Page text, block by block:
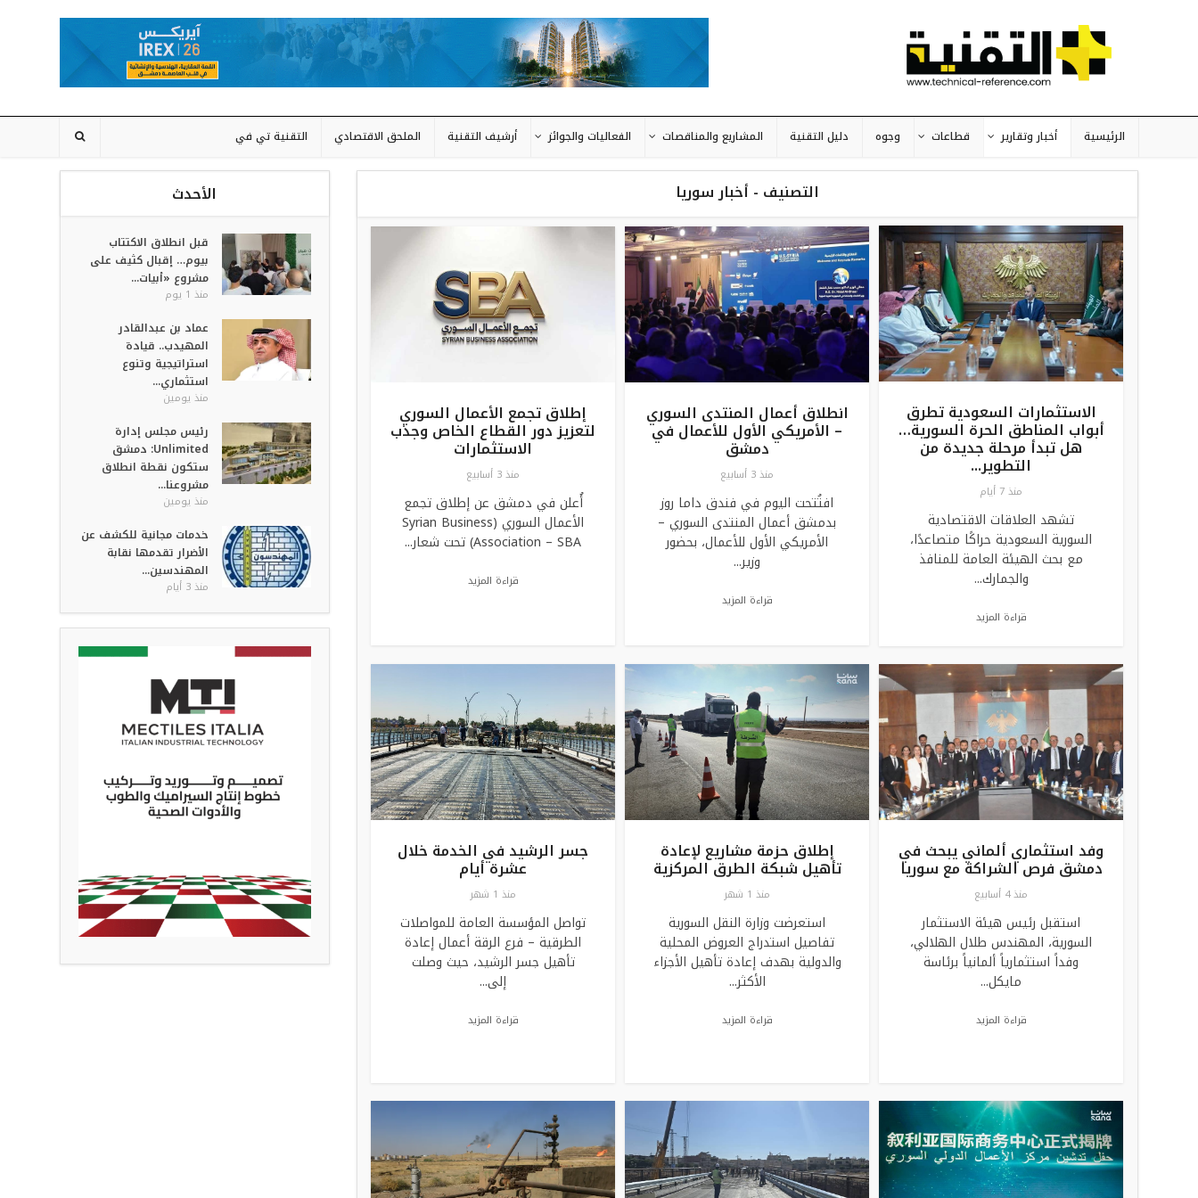
الرئيسية أخبار وتقارير قطاعات وجوه دليل التقنية المشاريع والمناقصات الفعاليات والجوائز أرشيف التقنية الملحق الاقتصادي التقنية تي في
الأحدث
قبل انطلاق الاكتتاب
بيوم… إقبال كثيف على
مشروع «أبيات...
منذ 1 يوم
عماد بن عبدالقادر
المهيدب.. قيادة
استراتيجية وتنوع
استثماري...
منذ يومين
رئيس مجلس إدارة
Unlimited: دمشق
ستكون نقطة انطلاق
مشروعنا...
منذ يومين
خدمات مجانية للكشف عن
الأضرار تقدمها نقابة
المهندسين...
منذ 3 أيام
التصنيف - أخبار سوريا
الاستثمارات السعودية تطرق
أبواب المناطق الحرة السورية…
هل تبدأ مرحلة جديدة من
التطوير...
منذ 7 أيام
تشهد العلاقات الاقتصادية
السورية السعودية حراكًا متصاعدًا،
مع بحث الهيئة العامة للمنافذ
والجمارك...
قراءة المزيد
انطلاق أعمال المنتدى السوري
– الأمريكي الأول للأعمال في
دمشق
منذ 3 أسابيع
افتُتحت اليوم في فندق داما روز
بدمشق أعمال المنتدى السوري –
الأمريكي الأول للأعمال، بحضور
وزير...
قراءة المزيد
إطلاق تجمع الأعمال السوري
لتعزيز دور القطاع الخاص وجذب
الاستثمارات
منذ 3 أسابيع
أُعلن في دمشق عن إطلاق تجمع
الأعمال السوري (Syrian Business
Association – SBA) تحت شعار...
قراءة المزيد
وفد استثماري ألماني يبحث في
دمشق فرص الشراكة مع سوريا
منذ 4 أسابيع
استقبل رئيس هيئة الاستثمار
السورية، المهندس طلال الهلالي،
وفداً استثمارياً ألمانياً برئاسة
مايكل...
قراءة المزيد
إطلاق حزمة مشاريع لإعادة
تأهيل شبكة الطرق المركزية
منذ 1 شهر
استعرضت وزارة النقل السورية
تفاصيل استدراج العروض المحلية
والدولية بهدف إعادة تأهيل الأجزاء
الأكثر...
قراءة المزيد
جسر الرشيد في الخدمة خلال
عشرة أيام
منذ 1 شهر
تواصل المؤسسة العامة للمواصلات
الطرقية – فرع الرقة أعمال إعادة
تأهيل جسر الرشيد، حيث وصلت
إلى...
قراءة المزيد